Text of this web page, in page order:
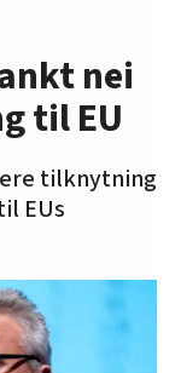
nei
til EU
tilknytning
EUs